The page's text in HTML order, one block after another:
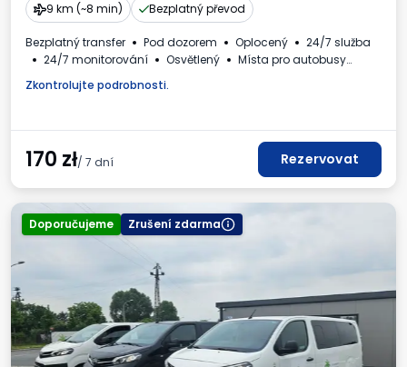
9 km (~8 min)
Bezplatný převod
Bezplatný transfer Pod dozorem Oplocený
24/7 služba
24/7 monitorování
Osvětlený
Místa pro autobusy
Zkontrolujte podrobnosti.
170 zł/ 7 dní Rezervovat
Doporučujeme Zrušení zdarma